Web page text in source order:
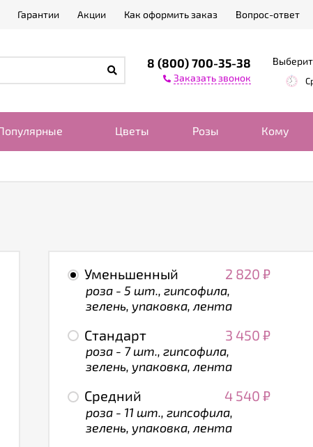
Гарантии Акции Как оформить заказ Вопрос-ответ
8 (800) 700-35-38
Заказать звонок
Цветы Розы Кому
Уменьшенный 2 820 ₽
роза - 5 шт., гипсофила,
зелень, упаковка, лента
Стандарт 3 450 ₽
роза - 7 шт., гипсофила,
зелень, упаковка, лента
Средний 4 540 ₽
роза - 11 шт., гипсофила,
зелень, упаковка, лента